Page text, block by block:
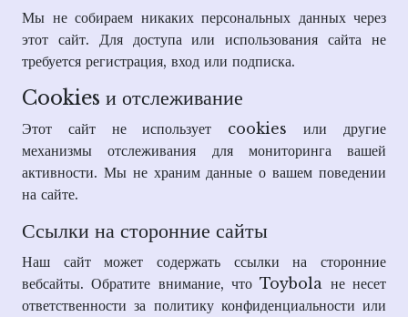
Мы не собираем никаких персональных данных через
этот сайт. Для доступа или использования сайта не
требуется регистрация, вход или подписка.
Cookies и отслеживание
Этот сайт не использует cookies или другие
механизмы отслеживания для мониторинга вашей
активности. Мы не храним данные о вашем поведении
на сайте.
Ссылки на сторонние сайты
Наш сайт может содержать ссылки на сторонние
вебсайты. Обратите внимание, что Toybola не несет
ответственности за политику конфиденциальности или